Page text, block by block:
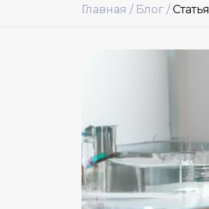
Главная Блог Статья